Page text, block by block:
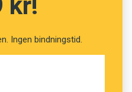
Ingen bindningstid.